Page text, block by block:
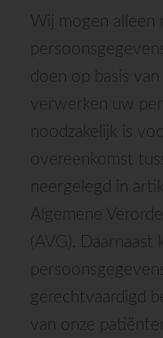
Wij mogen alleen
doen op basis
verwerken uw
noodzakelijk is
overeenkomst
neergelegd in
Algemene
(AVG). Daarnaast
gerechtvaardigd
van onze